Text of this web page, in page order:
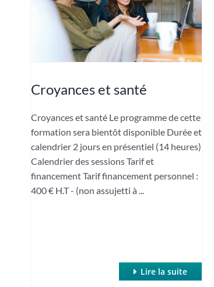
Croyances et santé
Croyances et santé Le programme de cette
formation sera bientôt disponible Durée et
calendrier 2 jours en présentiel (14 heures)
Calendrier des sessions Tarif et
financement Tarif financement personnel :
400 € H.T - (non assujetti à ...
Lire la suite